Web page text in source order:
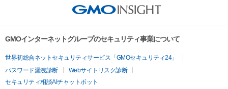
GMOインターネットグループのセキュリティ事業について
世界初総合ネットセキュリティサービス「GMOセキュリティ24」
パスワード漏洩診断
Webサイトリスク診断
セキュリティ相談AIチャットボット